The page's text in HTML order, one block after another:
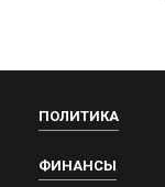
ПОЛИТИКА
ФИНАНСЫ